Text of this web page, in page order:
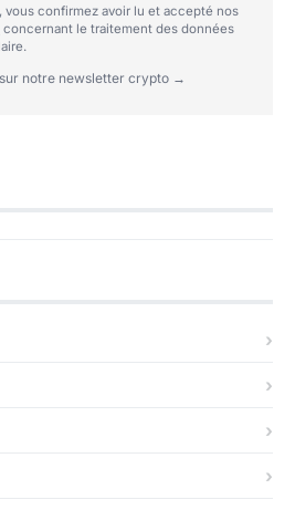
vous confirmez avoir lu et accepté nos
concernant le traitement des données
notre newsletter crypto →